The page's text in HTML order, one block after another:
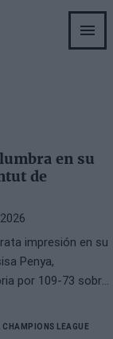
en su
de
impresión en su
Penya,
por 109-73 sobre
CHAMPIONS LEAGUE